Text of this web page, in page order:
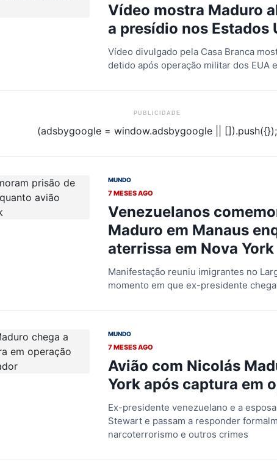
Vídeo mostra Maduro
a presídio nos Estados
Vídeo divulgado pela Casa Branca
detido após operação militar dos EUA
PUBLICIDADE
(adsbygoogle = window.adsbygoogle || []).push({});
MUNDO
7 MESES AGO
Venezuelanos
Maduro em Manaus
aterrissa em Nova York
Manifestação reuniu imigrantes no
momento em que ex-presidente
MUNDO
7 MESES AGO
Avião com Nicolás
York após captura em
Ex-presidente venezuelano e a
Stewart e passam a responder
narcoterrorismo e outros crimes